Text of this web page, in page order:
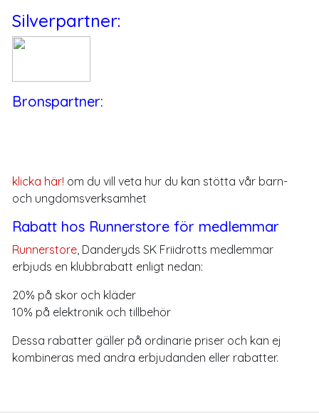
Silverpartner:
Bronspartner:
klicka här! om du vill veta hur du kan stötta vår barn-
och ungdomsverksamhet
Rabatt hos Runnerstore för medlemmar
Runnerstore , Danderyds SK Friidrotts medlemmar
erbjuds en klubbrabatt enligt nedan:
20% på skor och kläder
10% på elektronik och tillbehör
Dessa rabatter gäller på ordinarie priser och kan ej
kombineras med andra erbjudanden eller rabatter.